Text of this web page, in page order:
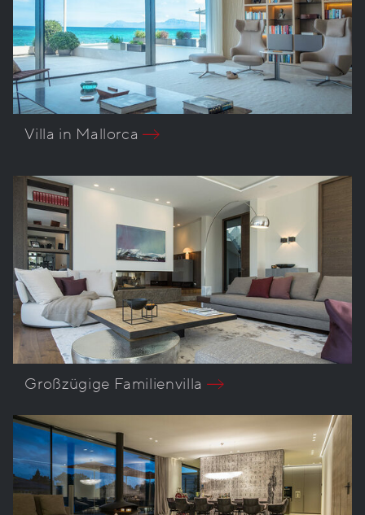
Villa in Mallorca
Großzügige Familienvilla